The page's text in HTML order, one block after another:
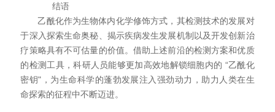
结语
乙酰化作为生物体内化学修饰方式，其检测技术的发展对
于深入探索生命奥秘、揭示疾病发生发展机制以及开发创新治
疗策略具有不可估量的价值。借助上述前沿的检测方案和优质
的检测工具，科研人员能够更加高效地解锁细胞内的 “乙酰化
密钥"，为生命科学的蓬勃发展注入强劲动力，助力人类在生
命探索的征程中不断迈进。